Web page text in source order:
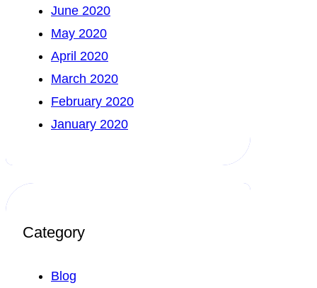
June 2020
May 2020
April 2020
March 2020
February 2020
January 2020
Category
Blog